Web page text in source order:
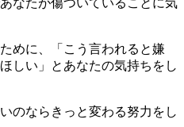
なたが傷ついていることに気
めに、「こう言われると嫌
しい」とあなたの気持ちをし
のならきっと変わる努力をし